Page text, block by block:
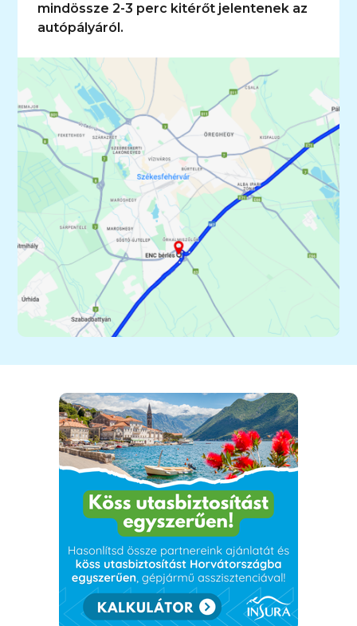
mindössze 2-3 perc kitérőt jelentenek az
autópályáról.